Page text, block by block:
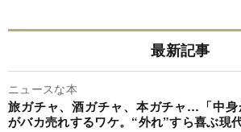
最新記事
ニュースな本
旅ガチャ、酒ガチャ、本ガチャ…「中身
がバカ売れするワケ。“外れ”すら喜ぶ現